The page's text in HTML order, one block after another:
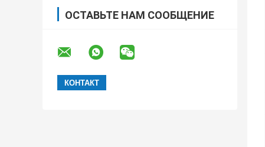
ОСТАВЬТЕ НАМ СООБЩЕНИЕ